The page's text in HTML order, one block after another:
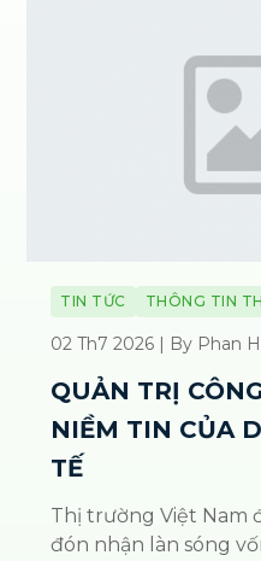
TIN TỨC THÔNG TIN
02 Th7 2026 | By Phan
QUẢN TRỊ
NIỀM TIN CỦA
TẾ
Thị trường Việt Nam
đón nhận làn sóng